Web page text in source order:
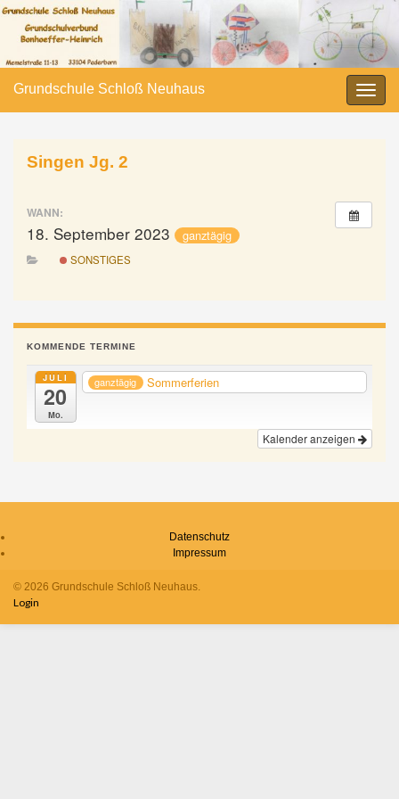
Grundschule Schloß Neuhaus
Singen Jg. 2
WANN:
18. September 2023 ganztägig
SONSTIGES
KOMMENDE TERMINE
JULI
20
Mo.
ganztägig Sommerferien
Kalender anzeigen
Datenschutz
Impressum
© 2026 Grundschule Schloß Neuhaus.
Login